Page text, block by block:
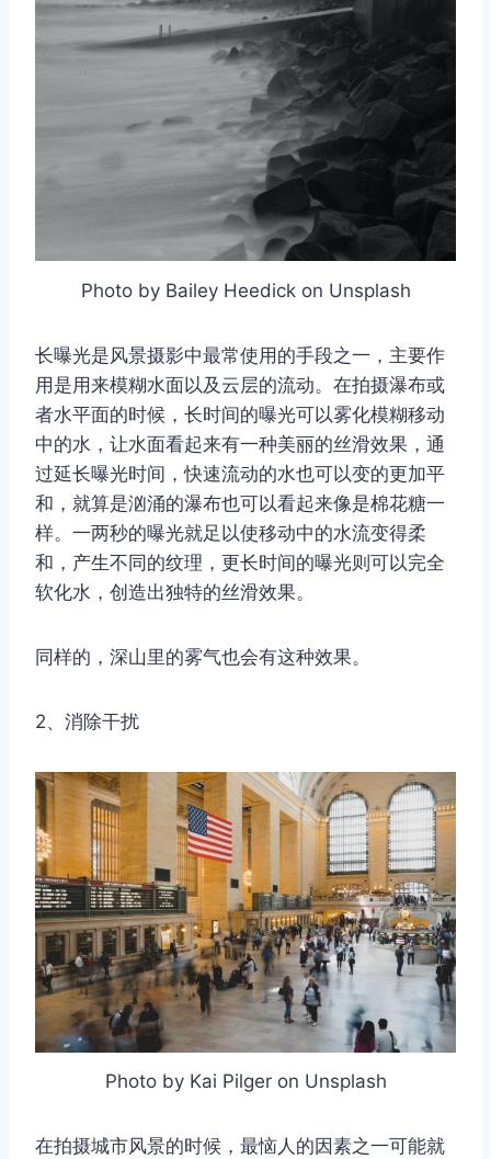
Photo by Bailey Heedick on Unsplash
长曝光是风景摄影中最常使用的手段之一，主要作
用是用来模糊水面以及云层的流动。在拍摄瀑布或
者水平面的时候，长时间的曝光可以雾化模糊移动
中的水，让水面看起来有一种美丽的丝滑效果，通
过延长曝光时间，快速流动的水也可以变的更加平
和，就算是汹涌的瀑布也可以看起来像是棉花糖一
样。一两秒的曝光就足以使移动中的水流变得柔
和，产生不同的纹理，更长时间的曝光则可以完全
软化水，创造出独特的丝滑效果。
同样的，深山里的雾气也会有这种效果。
2、消除干扰
Photo by Kai Pilger on Unsplash
在拍摄城市风景的时候，最恼人的因素之一可能就